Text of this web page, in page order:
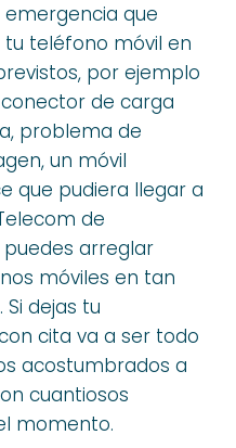
emergencia que
teléfono móvil en
por ejemplo
de carga
problema de
un móvil
que pudiera llegar a
de
puedes arreglar
móviles en tan
dejas tu
cita va a ser todo
acostumbrados a
cuantiosos
momento.